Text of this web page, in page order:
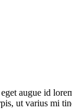
augue id
ut varius mi